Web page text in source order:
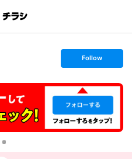
s
t
o
l
l
o
w
Follow